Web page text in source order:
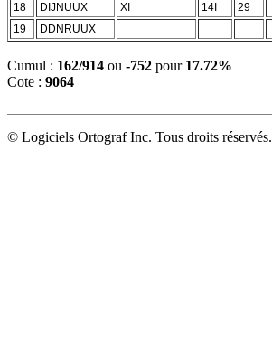
18
DIJNUUX XI 14I 29
19
DDNRUUX
Cumul : 162/914 ou -752 pour 17.72%
Cote : 9064
© Logiciels Ortograf Inc. Tous droits réservés.